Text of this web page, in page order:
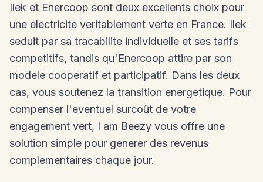
Ilek et Enercoop sont deux excellents choix pour
une electricite veritablement verte en France. Ilek
seduit par sa tracabilite individuelle et ses tarifs
competitifs, tandis qu'Enercoop attire par son
modele cooperatif et participatif. Dans les deux
cas, vous soutenez la transition energetique. Pour
compenser l'eventuel surcoût de votre
engagement vert, I am Beezy vous offre une
solution simple pour generer des revenus
complementaires chaque jour.